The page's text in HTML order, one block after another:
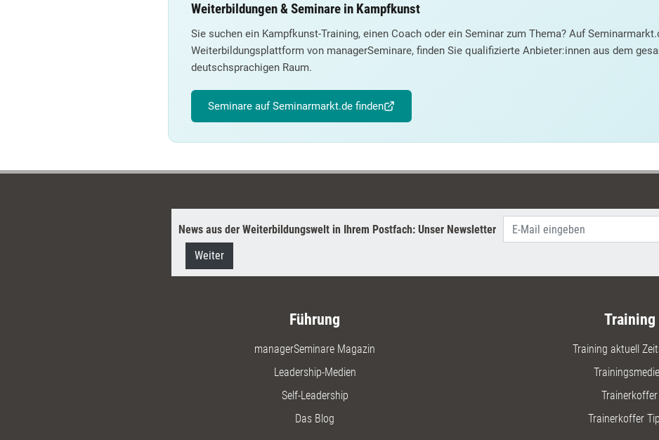
Weiterbildungen & Seminare in Kampfkunst
Sie suchen ein Kampfkunst-Training, einen Coach oder ein Seminar zum Thema? Auf
Weiterbildungsplattform von managerSeminare, finden Sie qualifizierte Anbieter:innen aus dem
deutschsprachigen Raum.
Seminare auf Seminarmarkt.de finden
News aus der Weiterbildungswelt in Ihrem Postfach: Unser Newsletter
Weiter
Führung
managerSeminare Magazin
Leadership-Medien
Self-Leadership
Das Blog
Training
Training aktuell
Trainerkoffer
Trainerkoffer